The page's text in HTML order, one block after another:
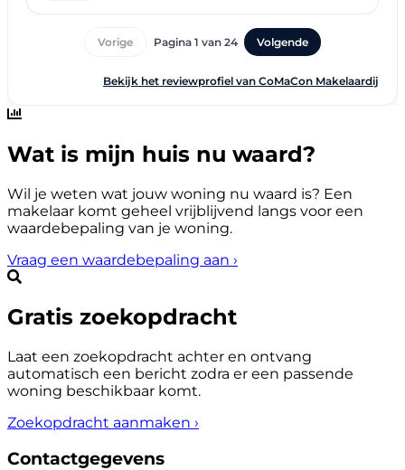
Wat is mijn huis nu waard?
Wil je weten wat jouw woning nu waard is? Een
makelaar komt geheel vrijblijvend langs voor een
waardebepaling van je woning.
Vraag een waardebepaling aan ›
Gratis zoekopdracht
Laat een zoekopdracht achter en ontvang
automatisch een bericht zodra er een passende
woning beschikbaar komt.
Zoekopdracht aanmaken ›
Contactgegevens